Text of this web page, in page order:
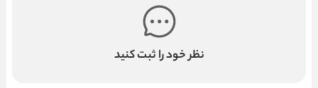
نظر خود را ثبت کنید